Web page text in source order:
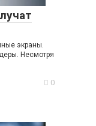
экраны.
Несмотря
0